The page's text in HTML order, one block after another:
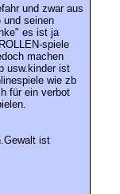
und zwar aus
seinen
es ist ja
spiele
machen
usw.kinder ist
wie zb
für ein verbot
ist